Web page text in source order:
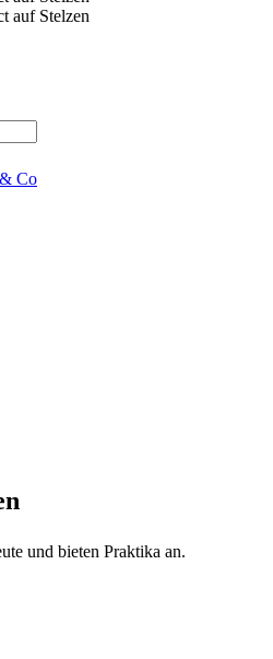
Co
und bieten Praktika an.